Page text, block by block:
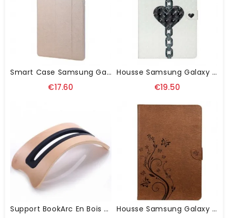
Smart Case Samsung Galaxy Tab S8 Plus / S7 Plus Texture Soie
€17.60
Housse Samsung Galaxy Tab S8 Plus / S7 Plus Coeur Enchaîné
€19.50
Support BookArc En Bois Naturel Pour MacBook Housse Samsung Galaxy Tab S8 Plus / S7 Plus Papillons Floraux